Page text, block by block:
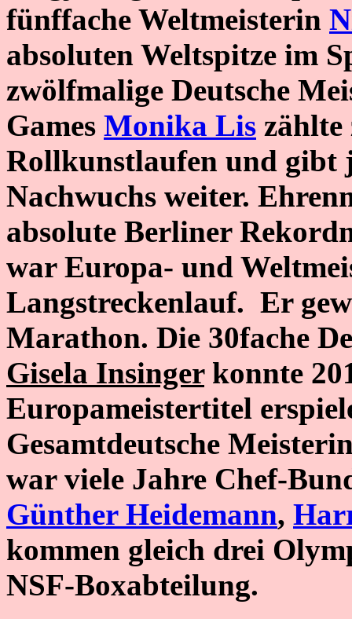
fünffache Weltmeisterin
absoluten Weltspitze im
zwölfmalige Deutsche
Games Monika Lis
Rollkunstlaufen und gibt
Nachwuchs weiter.
absolute Berliner
war Europa- und
Langstreckenlauf. Er
Marathon. Die 30fache
Gisela Insingerkonnte
Europameistertitel
Gesamtdeutsche
war viele Jahre Chef-
Günther Heidemann,
kommen gleich drei
NSF-Boxabteilung.